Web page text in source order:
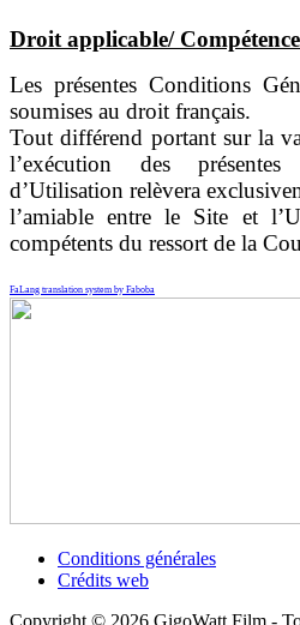
Droit applicable/
Les présentes Conditions
soumises au droit français.
Tout différend portant sur la
l’exécution des présentes
d’Utilisation relèvera
l’amiable entre le Site et
compétents du ressort de la
FaLang translation system by Faboba
Conditions générales
Crédits web